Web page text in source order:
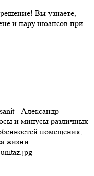
Вы узнаете,
и пару нюансов при
- Александр
и минусы различных
помещения,
жизни.